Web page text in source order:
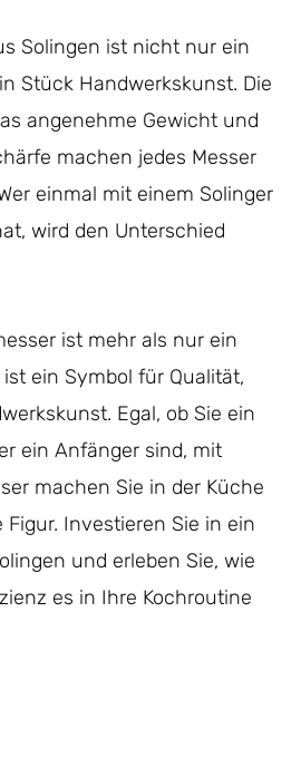
Solingen ist nicht nur ein
Stück Handwerkskunst. Die
angenehme Gewicht und
machen jedes Messer
einmal mit einem Solinger
wird den Unterschied
ist mehr als nur ein
ein Symbol für Qualität,
Egal, ob Sie ein
ein Anfänger sind, mit
machen Sie in der Küche
Investieren Sie in ein
und erleben Sie, wie
es in Ihre Kochroutine